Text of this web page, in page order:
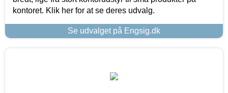
kontoret. Klik her for at se deres udvalg.
Se udvalget på Engsig.dk